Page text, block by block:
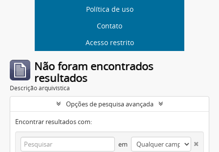
Política de uso
Contato
Acesso restrito
Não foram encontrados
resultados
Descrição arquivística
Opções de pesquisa avançada
Encontrar resultados com:
em